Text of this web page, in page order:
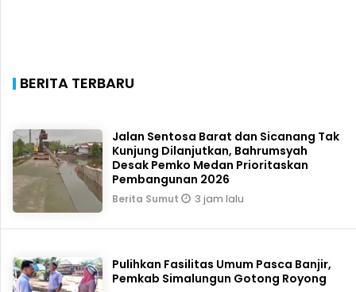
BERITA TERBARU
Jalan Sentosa Barat dan Sicanang Tak
Kunjung Dilanjutkan, Bahrumsyah
Desak Pemko Medan Prioritaskan
Pembangunan 2026
Berita Sumut 3 jam lalu
Pulihkan Fasilitas Umum Pasca Banjir,
Pemkab Simalungun Gotong Royong